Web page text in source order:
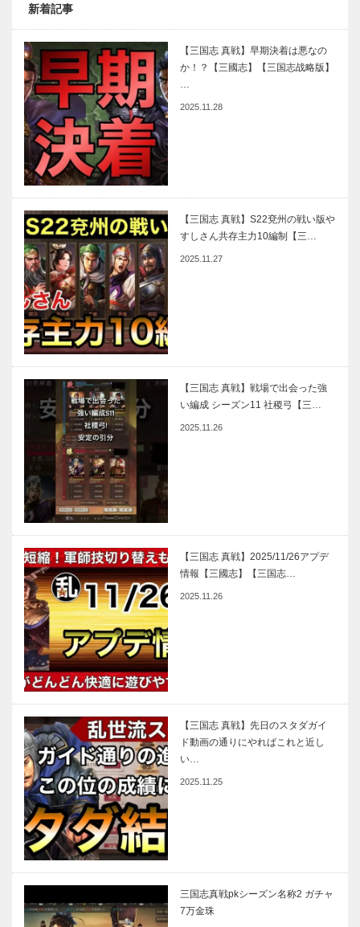
新着記事
【三国志 真戦】早期決着は悪なの
か！？【三國志】【三国志战略版】
…
2025.11.28
【三国志 真戦】S22兗州の戦い版や
すしさん共存主力10編制【三…
2025.11.27
【三国志 真戦】戦場で出会った強
い編成 シーズン11 社稷弓【三…
2025.11.26
【三国志 真戦】2025/11/26アプデ
情報【三國志】【三国志…
2025.11.26
【三国志 真戦】先日のスタダガイ
ド動画の通りにやればこれと近し
い…
2025.11.25
三国志真戦pkシーズン名称2 ガチャ
7万金珠